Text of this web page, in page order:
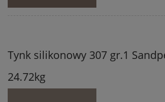
Tynk silikonowy 307 gr.1
24.72kg